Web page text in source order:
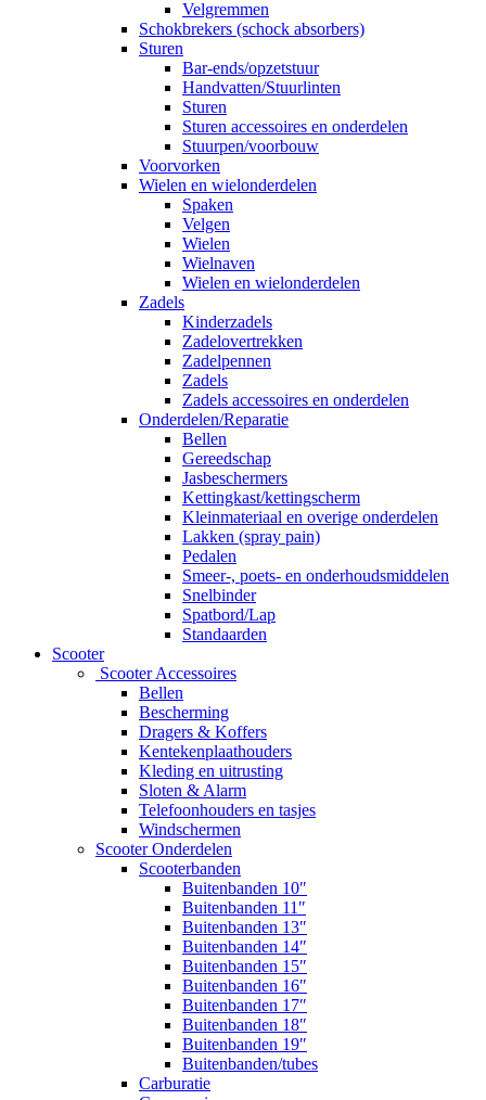
Velgremmen
Schokbrekers (schock absorbers)
Sturen
Bar-ends/opzetstuur
Handvatten/Stuurlinten
Sturen
Sturen accessoires en onderdelen
Stuurpen/voorbouw
Voorvorken
Wielen en wielonderdelen
Spaken
Velgen
Wielen
Wielnaven
Wielen en wielonderdelen
Zadels
Kinderzadels
Zadelovertrekken
Zadelpennen
Zadels
Zadels accessoires en onderdelen
Onderdelen/Reparatie
Bellen
Gereedschap
Jasbeschermers
Kettingkast/kettingscherm
Kleinmateriaal en overige onderdelen
Lakken (spray pain)
Pedalen
Smeer-, poets- en onderhoudsmiddelen
Snelbinder
Spatbord/Lap
Standaarden
Scooter
Scooter Accessoires
Bellen
Bescherming
Dragers & Koffers
Kentekenplaathouders
Kleding en uitrusting
Sloten & Alarm
Telefoonhouders en tasjes
Windschermen
Scooter Onderdelen
Scooterbanden
Buitenbanden 10″
Buitenbanden 11″
Buitenbanden 13″
Buitenbanden 14″
Buitenbanden 15″
Buitenbanden 16″
Buitenbanden 17″
Buitenbanden 18″
Buitenbanden 19″
Buitenbanden/tubes
Carburatie